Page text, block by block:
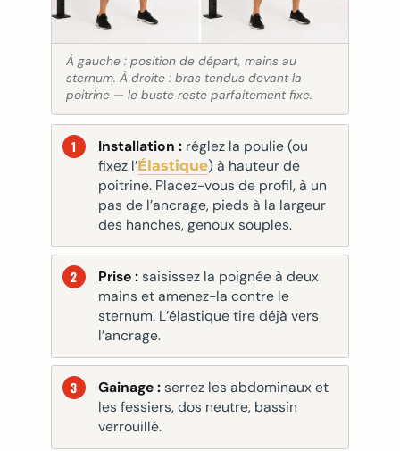
À gauche : position de départ, mains au
sternum. À droite : bras tendus devant la
poitrine — le buste reste parfaitement fixe.
Installation :réglez la poulie (ou
fixez l’Élastique) à hauteur de
poitrine. Placez-vous de profil, à un
pas de l’ancrage, pieds à la largeur
des hanches, genoux souples.
Prise :saisissez la poignée à deux
mains et amenez-la contre le
sternum. L’élastique tire déjà vers
l’ancrage.
Gainage :serrez les abdominaux et
les fessiers, dos neutre, bassin
verrouillé.